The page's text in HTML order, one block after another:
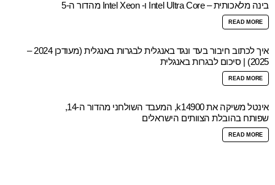
בינה מלאכותית – Intel Ultra Core ו- Intel Xeon מהדור ה-5
READ MORE
איך לכתוב חיבור בעד ונגד באנגלית לבגרות באנגלית (מעודכן 2024 –
2025) | סיכום לבגרות באנגלית
READ MORE
אינטל משיקה את k14900, המעבד השולחני מהדור ה-14,
שפותח בהובלת הצוותים הישראלים
READ MORE